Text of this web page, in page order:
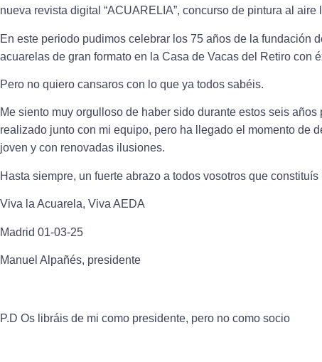
nueva revista digital “ACUARELIA”, concurso de pintura al aire
En este periodo pudimos celebrar los 75 años de la fundación
acuarelas de gran formato en la Casa de Vacas del Retiro con
Pero no quiero cansaros con lo que ya todos sabéis.
Me siento muy orgulloso de haber sido durante estos seis
realizado junto con mi equipo, pero ha llegado el momento de
joven y con renovadas ilusiones.
Hasta siempre, un fuerte abrazo a todos vosotros que
Viva la Acuarela, Viva AEDA
Madrid 01-03-25
Manuel Alpañés, presidente
P.D Os libráis de mi como presidente, pero no como socio